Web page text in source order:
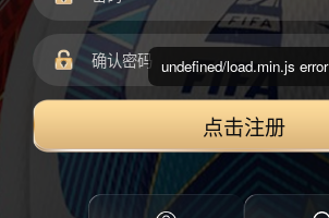
点击注册
undefined/load.min.js error